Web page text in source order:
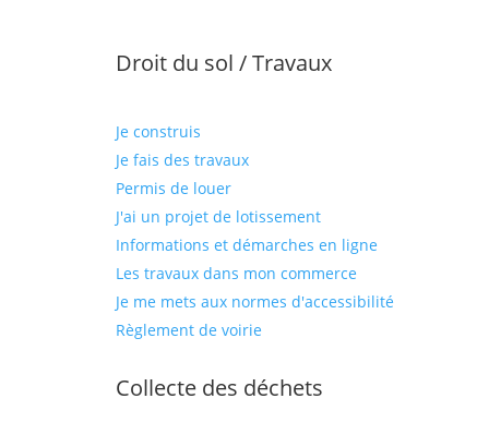
Droit du sol / Travaux
Je construis
Je fais des travaux
Permis de louer
J'ai un projet de lotissement
Informations et démarches en ligne
Les travaux dans mon commerce
Je me mets aux normes d'accessibilité
Règlement de voirie
Collecte des déchets